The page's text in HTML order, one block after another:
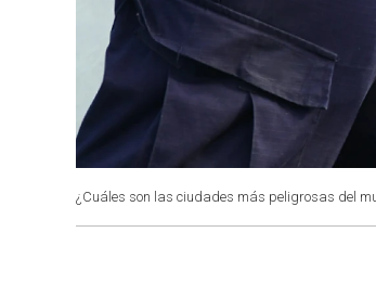
¿Cuáles son las ciudades más peligrosas del